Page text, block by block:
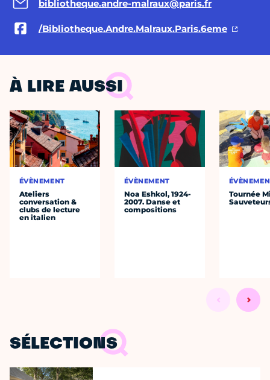
bibliotheque.andre-malraux@paris.fr
/Bibliotheque.Andre.Malraux.Paris.6eme
À LIRE AUSSI
ÉVÈNEMENT
Ateliers
conversation &
clubs de lecture
en italien
ÉVÈNEMENT
Noa Eshkol, 1924-
2007. Danse et
compositions
Tournée
SÉLECTIONS